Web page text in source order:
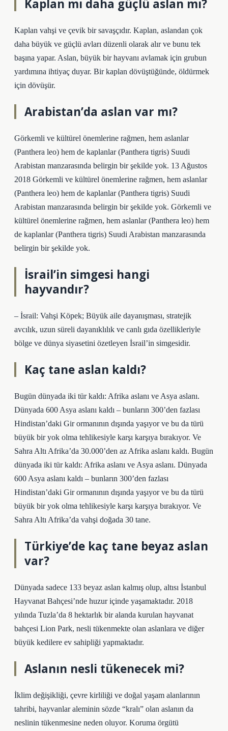
Kaplan mı daha güçlü aslan mı?
Kaplan vahşi ve çevik bir savaşçıdır. Kaplan, aslandan çok
daha büyük ve güçlü avları düzenli olarak alır ve bunu tek
başına yapar. Aslan, büyük bir hayvanı avlamak için grubun
yardımına ihtiyaç duyar. Bir kaplan dövüştüğünde, öldürmek
için dövüşür.
Arabistan’da aslan var mı?
Görkemli ve kültürel önemlerine rağmen, hem aslanlar
(Panthera leo) hem de kaplanlar (Panthera tigris) Suudi
Arabistan manzarasında belirgin bir şekilde yok. 13 Ağustos
2018 Görkemli ve kültürel önemlerine rağmen, hem aslanlar
(Panthera leo) hem de kaplanlar (Panthera tigris) Suudi
Arabistan manzarasında belirgin bir şekilde yok. Görkemli ve
kültürel önemlerine rağmen, hem aslanlar (Panthera leo) hem
de kaplanlar (Panthera tigris) Suudi Arabistan manzarasında
belirgin bir şekilde yok.
İsrail’in simgesi hangi
hayvandır?
– İsrail: Vahşi Köpek; Büyük aile dayanışması, stratejik
avcılık, uzun süreli dayanıklılık ve canlı gıda özellikleriyle
bölge ve dünya siyasetini özetleyen İsrail’in simgesidir.
Kaç tane aslan kaldı?
Bugün dünyada iki tür kaldı: Afrika aslanı ve Asya aslanı.
Dünyada 600 Asya aslanı kaldı – bunların 300’den fazlası
Hindistan’daki Gir ormanının dışında yaşıyor ve bu da türü
büyük bir yok olma tehlikesiyle karşı karşıya bırakıyor. Ve
Sahra Altı Afrika’da 30.000’den az Afrika aslanı kaldı. Bugün
dünyada iki tür kaldı: Afrika aslanı ve Asya aslanı. Dünyada
600 Asya aslanı kaldı – bunların 300’den fazlası
Hindistan’daki Gir ormanının dışında yaşıyor ve bu da türü
büyük bir yok olma tehlikesiyle karşı karşıya bırakıyor. Ve
Sahra Altı Afrika’da vahşi doğada 30 tane.
Türkiye’de kaç tane beyaz aslan
var?
Dünyada sadece 133 beyaz aslan kalmış olup, altısı İstanbul
Hayvanat Bahçesi’nde huzur içinde yaşamaktadır. 2018
yılında Tuzla’da 8 hektarlık bir alanda kurulan hayvanat
bahçesi Lion Park, nesli tükenmekte olan aslanlara ve diğer
büyük kedilere ev sahipliği yapmaktadır.
Aslanın nesli tükenecek mi?
İklim değişikliği, çevre kirliliği ve doğal yaşam alanlarının
tahribi, hayvanlar aleminin sözde “kralı” olan aslanın da
neslinin tükenmesine neden oluyor. Koruma örgütü